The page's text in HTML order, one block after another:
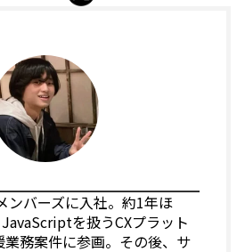
ンバーズに入社。約1年ほ
を扱うCXプラット
業務案件に参画。その後、サ